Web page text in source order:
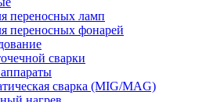
переносных ламп
переносных фонарей
сварки
сварка (MIG/MAG)